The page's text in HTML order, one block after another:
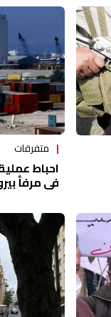
متفرقات
احباط
في مرفأ